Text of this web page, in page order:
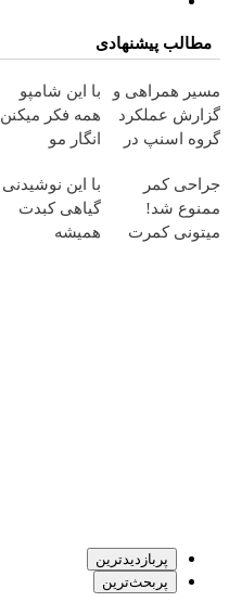
مطالب پیشنهادی
مسیر همراهی و
گزارش عملکرد
گروه اسنپ در
با این شامپو
همه فکر میکنن
انگار مو
جراحی کمر
ممنوع شد!
میتونی کمرت
با این نوشیدنی
گیاهی کبدت
همیشه
پربازدیدترین
پربحث‌ترین